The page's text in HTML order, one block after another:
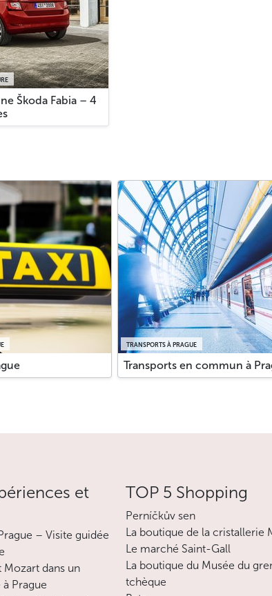
Škoda Fabia – 4
TRANSPORTS À PRAGUE
Transports en commun à
et
– Visite guidée
dans un
Prague
TOP 5 Shopping
Perníčkův sen
La boutique de la cristallerie
Le marché Saint-Gall
La boutique du Musée du
tchèque